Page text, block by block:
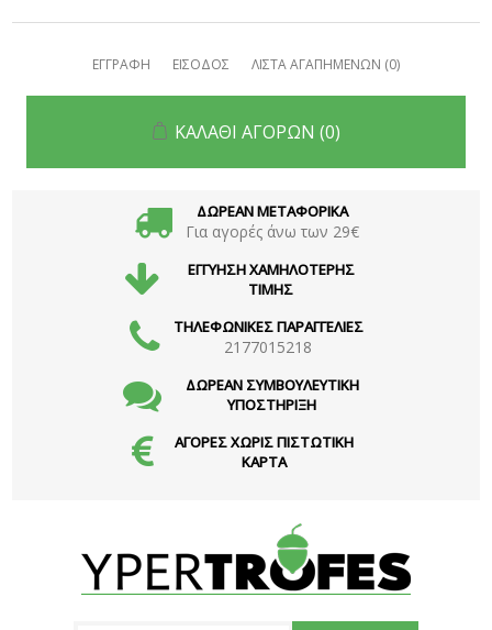
ΕΓΓΡΑΦΗ ΕΙΣΟΔΟΣ ΛΙΣΤΑ ΑΓΑΠΗΜΕΝΩΝ (0)
ΚΑΛΑΘΙ ΑΓΟΡΩΝ (0)
ΔΩΡΕΑΝ ΜΕΤΑΦΟΡΙΚΑ
Για αγορές άνω των 29€
ΕΓΓΥΗΣΗ ΧΑΜΗΛΟΤΕΡΗΣ
ΤΙΜΗΣ
ΤΗΛΕΦΩΝΙΚΕΣ ΠΑΡΑΓΓΕΛΙΕΣ
2177015218
ΔΩΡΕΑΝ ΣΥΜΒΟΥΛΕΥΤΙΚΗ
ΥΠΟΣΤΗΡΙΞΗ
ΑΓΟΡΕΣ ΧΩΡΙΣ ΠΙΣΤΩΤΙΚΗ
ΚΑΡΤΑ